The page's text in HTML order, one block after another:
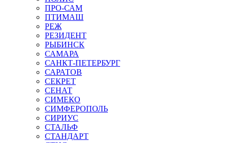
ПРО-САМ
ПТИМАШ
РЕЖ
РЕЗИДЕНТ
РЫБИНСК
САМАРА
САНКТ-ПЕТЕРБУРГ
САРАТОВ
СЕКРЕТ
СЕНАТ
СИМЕКО
СИМФЕРОПОЛЬ
СИРИУС
СТАЛЬФ
СТАНДАРТ